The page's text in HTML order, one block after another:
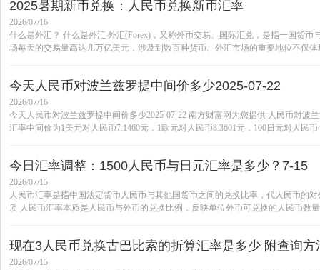
2025暑期新币兑换：人民币兑换新币汇率
2026/07/16
什么是外汇？ 什么是外汇 外汇(Forex)，又称外币交易、国际汇兑，是指一国货
场每天的交易量高达几万亿美元，涉及到数百种货币。外汇市场的重要地位不仅
今天人民币对波兰兹罗提中间价多少2025-07-22
2026/07/16
今天人民币对波兰兹罗提中间价多少2025-07-22 南方财富网为您提供 人民币对波
汇率中间价为1美元对人民币7.1460元，1欧元对人民币8.3601元，100日元对人民
今日汇率调整：1500人民币与日元汇率是多少？7-15
2026/07/15
人民币汇率是指中国法定货币人民币与其他国货币之间的兑换比率，代人民币的
质 人民币汇率本质是人民币与外币的兑换比例，反映单位外币可兑换的人民币数
现在3人民币兑换古巴比索的折算汇率是多少 附查询方
2026/07/15